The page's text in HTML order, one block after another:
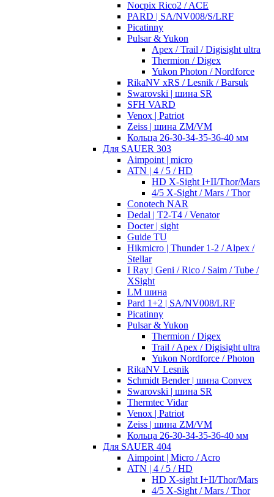
Nocpix Rico2 / ACE
PARD | SA/NV008/S/LRF
Picatinny
Pulsar & Yukon
Apex / Trail / Digisight ultra
Thermion / Digex
Yukon Photon / Nordforce
RikaNV xRS / Lesnik / Barsuk
Swarovski | шина SR
SFH VARD
Venox | Patriot
Zeiss | шина ZM/VM
Кольца 26-30-34-35-36-40 мм
Для SAUER 303
Aimpoint | micro
ATN | 4 / 5 / HD
HD X-Sight I+II/Thor/Mars
4/5 X-Sight / Mars / Thor
Conotech NAR
Dedal | T2-T4 / Venator
Docter | sight
Guide TU
Hikmicro | Thunder 1-2 / Alpex /
Stellar
I Ray | Geni / Rico / Saim / Tube /
XSight
LM шина
Pard 1+2 | SA/NV008/LRF
Picatinny
Pulsar & Yukon
Thermion / Digex
Trail / Apex / Digisight ultra
Yukon Nordforce / Photon
RikaNV Lesnik
Schmidt Bender | шина Convex
Swarovski | шина SR
Thermtec Vidar
Venox | Patriot
Zeiss | шина ZM/VM
Кольца 26-30-34-35-36-40 мм
Для SAUER 404
Aimpoint | Micro / Acro
ATN | 4 / 5 / HD
HD X-sight I+II/Thor/Mars
4/5 X-Sight / Mars / Thor